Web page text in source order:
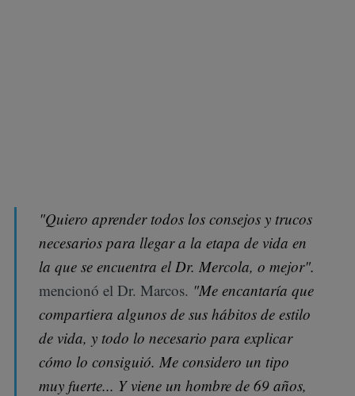
"Quiero aprender todos los consejos y trucos
necesarios para llegar a la etapa de vida en
la que se encuentra el Dr. Mercola, o mejor".
mencionó el Dr. Marcos. "Me encantaría que
compartiera algunos de sus hábitos de estilo
de vida, y todo lo necesario para explicar
cómo lo consiguió. Me considero un tipo
muy fuerte... Y viene un hombre de 69 años,